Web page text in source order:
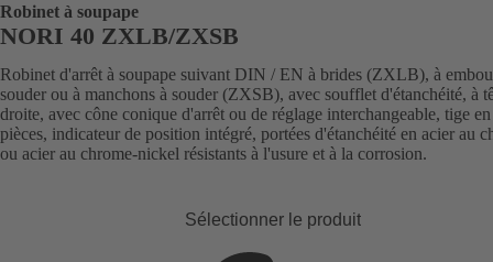
Robinet à soupape
NORI 40 ZXLB/ZXSB
Robinet d'arrêt à soupape suivant DIN / EN à brides (ZXLB), à
souder ou à manchons à souder (ZXSB), avec soufflet d'étanchéité, à
droite, avec cône conique d'arrêt ou de réglage interchangeable, tige
pièces, indicateur de position intégré, portées d'étanchéité en acier au
ou acier au chrome-nickel résistants à l'usure et à la corrosion.
Sélectionner le produit